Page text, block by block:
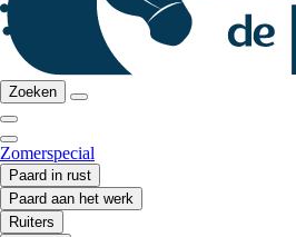
Zoeken
Zomerspecial
Paard in rust
Paard aan het werk
Ruiters